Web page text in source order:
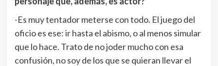
-Es muy tentador meterse con todo. El juego del
oficio es ese: ir hasta el abismo, o al menos simular
que lo hace. Trato de no joder mucho con esa
confusión, no soy de los que se quieran llevar el